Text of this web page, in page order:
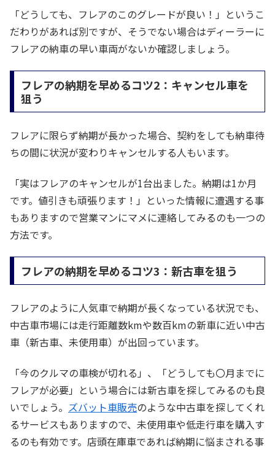
「どうしても、フレアのこのグレードが良い！」というこ
だわりがあれば別ですが、そうでない場合はディーラーに
フレアの納車の早い車両がないか確認しましょう。
フレアの納期を早めるコツ2：キャンセル車を
狙う
フレアに限らず納期が長かった場合、契約をしても納車待
ちの間に状況が変わりキャンセルする人もいます。
「実はフレアのキャンセルが1台出ました。納期は1か月
です。値引きも頑張ります！」といった情報に遭遇する事
もありますので営業マンにマメに連絡してみるのも一つの
方法です。
フレアの納期を早めるコツ3：新古車を狙う
フレアのように人気車で納期が長くなっている状況でも、
中古車市場には走行距離数kmや数百kmの新車に近い中古
車（新古車、未使用車）が出回っています。
「今のクルマの車検が切れる」、「どうしても〇月までに
フレアが必要」という場合には新古車を探してみるのも良
いでしょう。 ズバット車販売のような中古車を探してくれ
るサービスもありますので、未使用車や低走行車を購入す
るのも有効です。店頭在庫車であれば納期に悩まされる事